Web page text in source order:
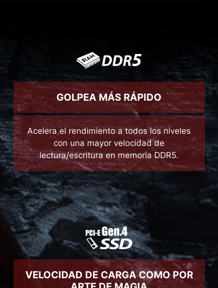
GOLPEA MÁS RÁPIDO
Acelera el rendimiento a todos los niveles
con una mayor velocidad de
lectura/escritura en memoria DDR5.